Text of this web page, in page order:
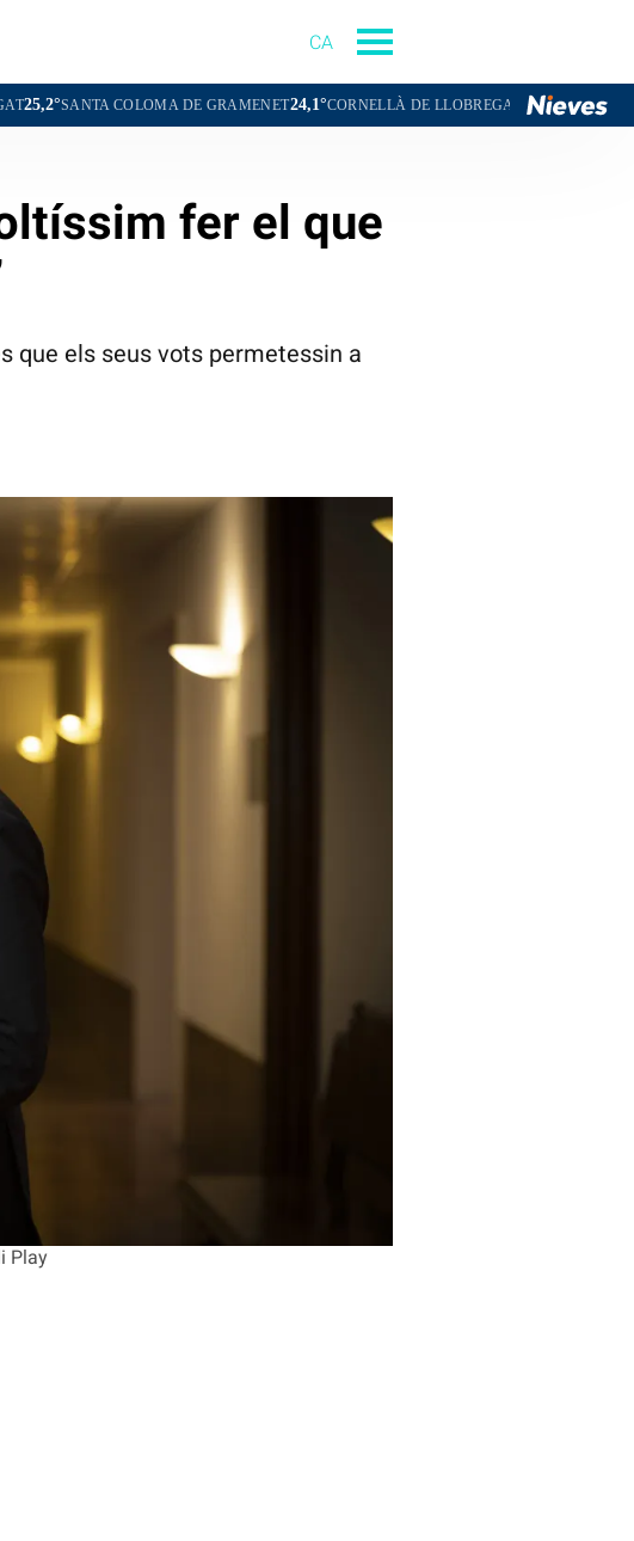
CA
COLOMA DE GRAMENET24,1°CORNELLÀ DE LLOBREGAT23,9°SANT BOI DE
Play
fer el que
que els seus vots permetessin a